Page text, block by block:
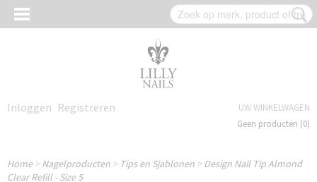
Inloggen Registreren
UW WINKELWAGEN
Geen producten (0)
Home>Nagelproducten > Tips en Sjablonen >Design Nail Tip Almond
Clear Refill - Size 5